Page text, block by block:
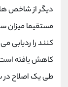
مستقیما میزان
کاهش یافته